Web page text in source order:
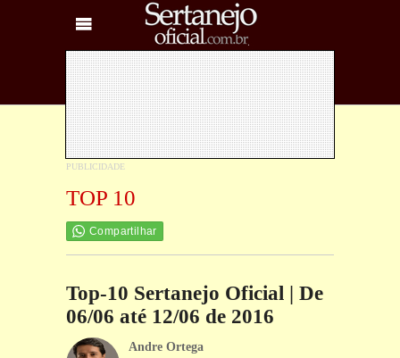
TOP 10
Compartilhar
Top-10 Sertanejo Oficial | De
06/06 até 12/06 de 2016
Andre Ortega